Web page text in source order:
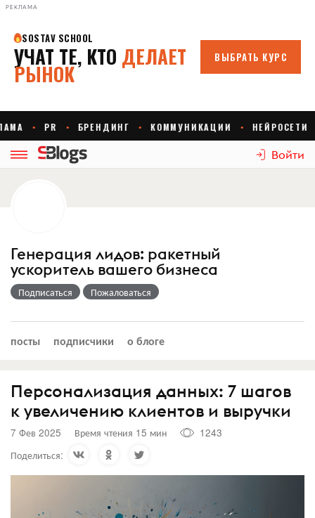
РЕКЛАМА
Войти
Генерация лидов: ракетный
ускоритель вашего бизнеса
Подписаться Пожаловаться
посты подписчики о блоге
Персонализация данных: 7 шагов
к увеличению клиентов и выручки
7 Фев 2025 Время чтения 15 мин
1243
Поделиться: